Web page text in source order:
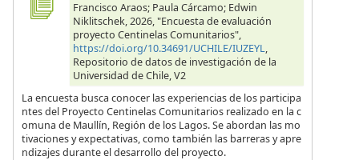
Francisco Araos; Paula Cárcamo; Edwin
Niklitschek, 2026, "Encuesta de evaluación
proyecto Centinelas Comunitarios",
https://doi.org/10.34691/UCHILE/IUZEYL,
Repositorio de datos de investigación de la
Universidad de Chile, V2
La encuesta busca conocer las experiencias de los participa
ntes del Proyecto Centinelas Comunitarios realizado en la c
omuna de Maullín, Región de los Lagos. Se abordan las mo
tivaciones y expectativas, como también las barreras y apre
ndizajes durante el desarrollo del proyecto.